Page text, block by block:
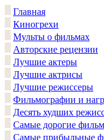
Главная
Киногрехи
Мульты о фильмах
Авторские рецензии
Лучшие актеры
Лучшие актрисы
Лучшие режиссеры
Фильмографии и
Десять худших
Самые дорогие
Самые прибыльные